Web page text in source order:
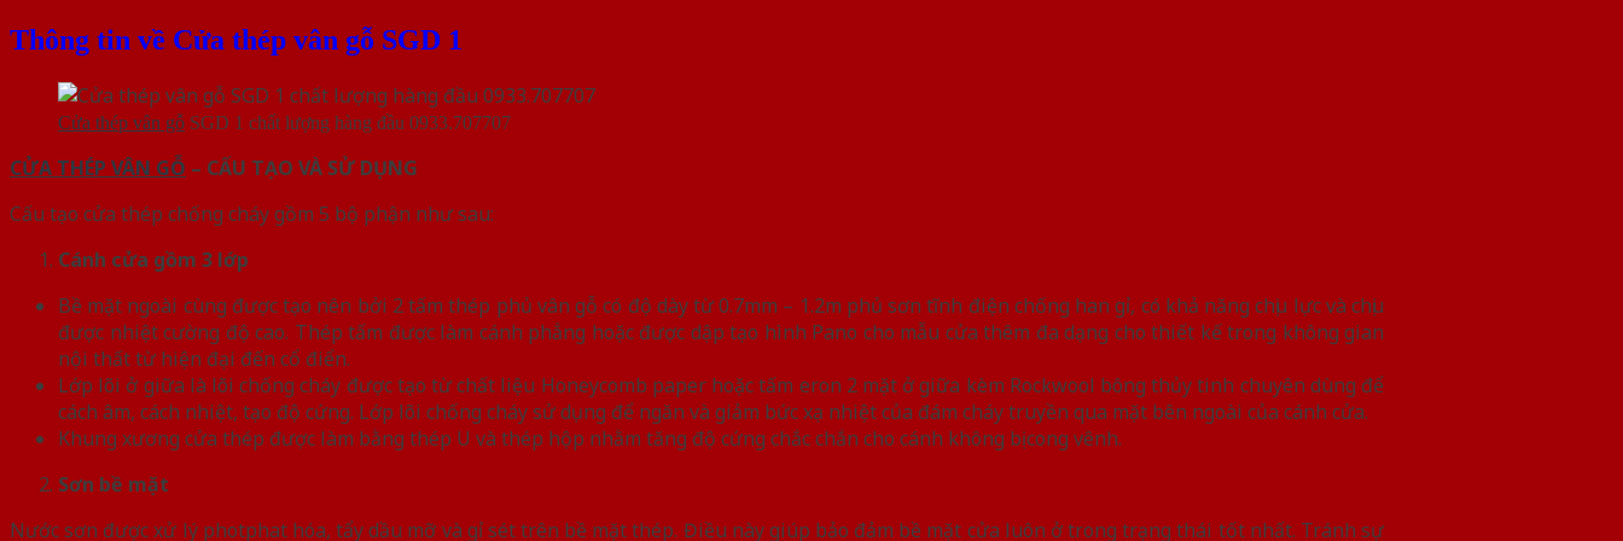
Thông tin về Cửa thép vân gỗ SGD 1
Cửa thép vân gỗ SGD 1 chất lượng hàng đầu 0933.707707
CỬA THÉP VÂN GỖ – CẤU TẠO VÀ SỬ DỤNG
Cấu tạo cửa thép chống cháy gồm 5 bộ phận như sau:
Cánh cửa gồm 3 lớp
Bề mặt ngoài cùng được tạo nên bởi 2 tấm thép phủ vân gỗ có độ dày từ 0.7mm – 1.2m phủ sơn tĩnh điện chống han gỉ, có khả năng chịu lực và chịu
được nhiệt cường độ cao. Thép tấm được làm cánh phẳng hoặc được dập tạo hình Pano cho mẫu cửa thêm đa dạng cho thiết kế trong không gian
nội thất từ hiện đại đến cổ điển.
Lớp lõi ở giữa là lõi chống cháy được tạo từ chất liệu Honeycomb paper hoặc tấm eron 2 mặt ở giữa kèm Rockwool bông thủy tinh chuyên dùng để
cách âm, cách nhiệt, tạo độ cứng. Lớp lõi chống cháy sử dụng để ngăn và giảm bức xạ nhiệt của đám cháy truyền qua mặt bên ngoài của cánh cửa.
Khung xương cửa thép được làm bằng thép U và thép hộp nhằm tăng độ cứng chắc chắn cho cánh không bị cong vênh.
Sơn bề mặt
Nước sơn được xử lý photphat hóa, tẩy dầu mỡ và gỉ sét trên bề mặt thép. Điều này giúp bảo đảm bề mặt cửa luôn ở trong trạng thái tốt nhất. Tránh sự